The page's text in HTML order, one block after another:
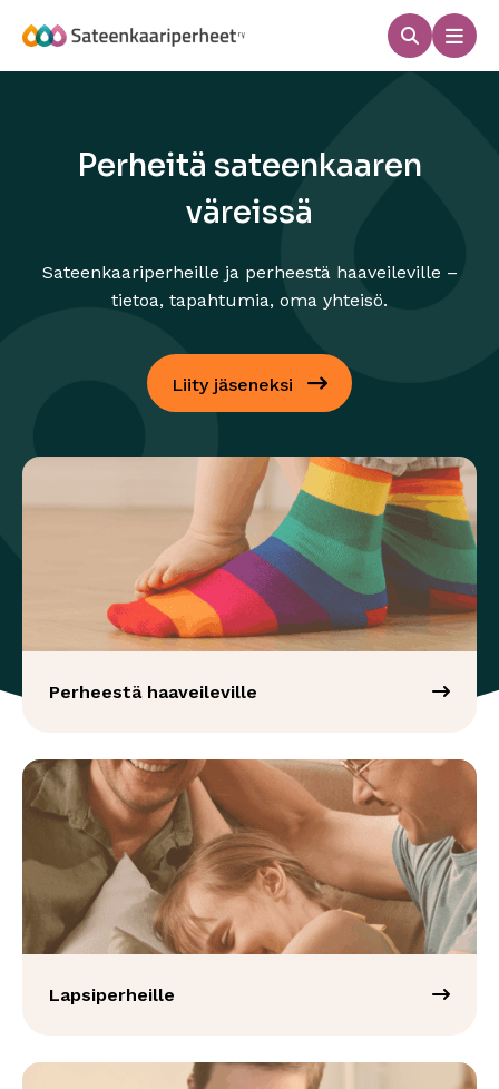
sisältöön
Haku
Perheitä sateenkaaren
väreissä
Sateenkaariperheille ja perheestä haaveileville –
tietoa, tapahtumia, oma yhteisö.
Liity jäseneksi
Perheestä haaveileville
Lapsiperheille